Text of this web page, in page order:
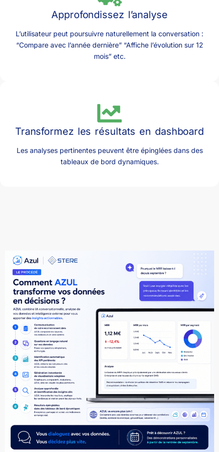
Approfondissez l’analyse
L’utilisateur peut poursuivre naturellement la conversation :
“Compare avec l’année dernière” “Affiche l’évolution sur 12
mois” etc.
Transformez les résultats en dashboard
Les analyses pertinentes peuvent être épinglées dans des
tableaux de bord dynamiques.